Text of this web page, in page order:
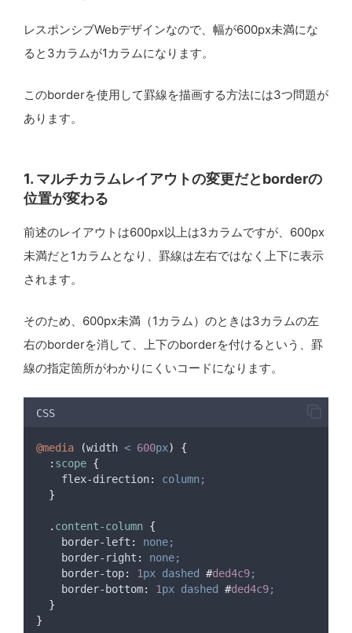
  }
.content-column {
border-left
1px dashed ded4c9
border-right : 1 px solid #ded4c9;
}
}
width: 100%;
background : #8daaff;
border-radius
. skeleton-wrapper
{
display:
flex;
flex-direction:
column;
}
height: 16 px;
background-color
border-radius: px;
    &
.long { width :
    &
.medium { width:
    &
.short { width: 50
@media
レスポンシブWebデザインなので、幅が600px未満にな
ると3カラムが1カラムになります。
このborderを使用して罫線を描画する方法には3つ問題が
あります。
1. マルチカラムレイアウトの変更だとborderの
位置が変わる
前述のレイアウトは600px以上は3カラムですが、600px
未満だと1カラムとなり、罫線は左右ではなく上下に表示
されます。
そのため、600px未満（1カラム）のときは3カラムの左
右のborderを消して、上下のborderを付けるという、罫
線の指定箇所がわかりにくいコードになります。
CSS
@media (width < 600px)
{
: scope {
flex-direction:
column;
}
. content-column {
border-left :
none;
border-right :
none;
border-top: 1px dashed #ded4c9;
border-bottom: 1px dashed #ded4c9;
}
}